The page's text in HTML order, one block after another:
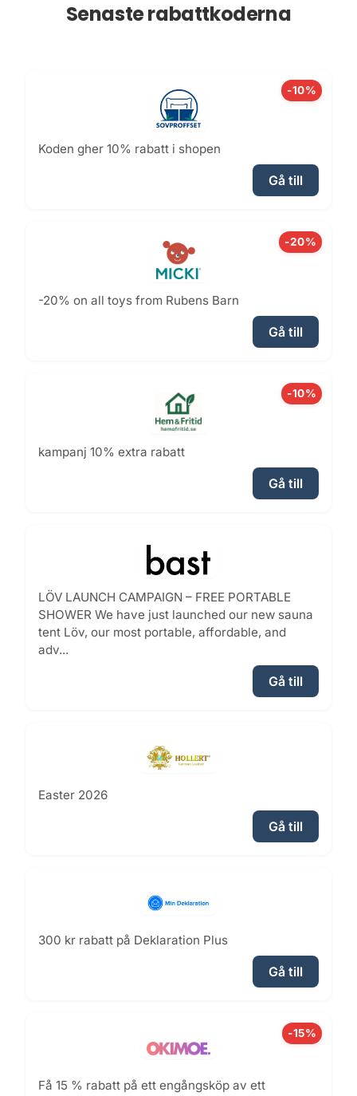
Senaste rabattkoderna
-10%
Koden gher 10% rabatt i shopen
Gå till
-20%
-20% on all toys from Rubens Barn
Gå till
-10%
kampanj 10% extra rabatt
Gå till
LÖV LAUNCH CAMPAIGN – FREE PORTABLE
SHOWER We have just launched our new sauna
tent Löv, our most portable, affordable, and
adv...
Gå till
Easter 2026
Gå till
300 kr rabatt på Deklaration Plus
Gå till
-15%
Få 15 % rabatt på ett engångsköp av ett